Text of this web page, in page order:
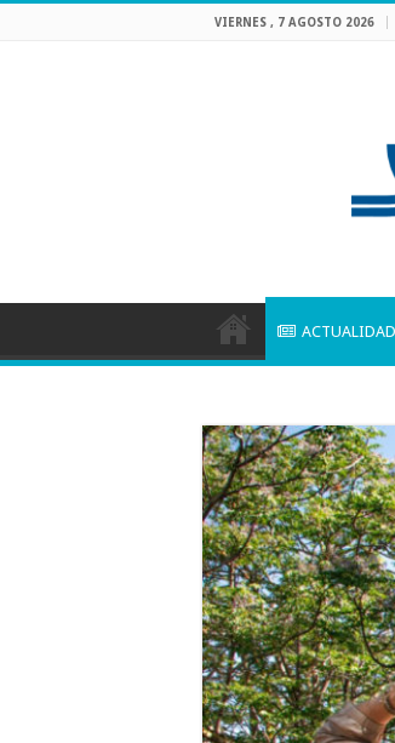
VIERNES , 7 AGOSTO 2026
ACTUALIDAD